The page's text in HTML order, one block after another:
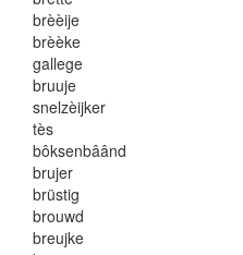
brèèije
brèèke
gallege
bruuje
snelzèijker
tès
bôksenbâând
brujer
brüstig
brouwd
breujke